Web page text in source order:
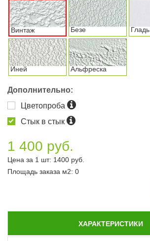
Винтаж Безе Гладь
Иней Альфреска
Дополнительно:
Цветопроба
Стык в стык
1 400 руб.
Цена за 1 шт: 1400 руб.
Площадь заказа м2: 0
ХАРАКТЕРИСТИКИ